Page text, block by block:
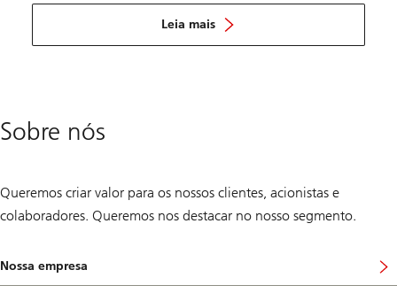
Leia mais
e
Sobre nós
Queremos criar valor para os nossos clientes, acionistas e
colaboradores. Queremos nos destacar no nosso segmento.
Nossa empresa